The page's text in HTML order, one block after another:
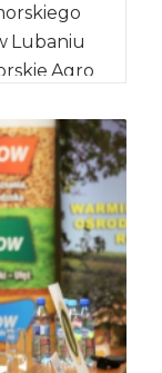
Lubaniu
Agro